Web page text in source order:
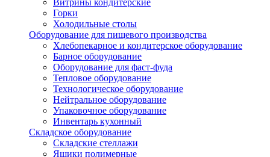
Витрины кондитерские
Горки
Холодильные столы
Оборудование для пищевого производства
Хлебопекарное и кондитерское оборудование
Барное оборудование
Оборудование для фаст-фуда
Тепловое оборудование
Технологическое оборудование
Нейтральное оборудование
Упаковочное оборудование
Инвентарь кухонный
Складское оборудование
Складские стеллажи
Ящики полимерные